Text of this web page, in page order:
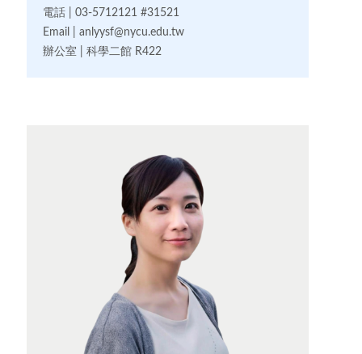
電話 | 03-5712121 #31521
Email | anlyysf@nycu.edu.tw
辦公室 | 科學二館 R422